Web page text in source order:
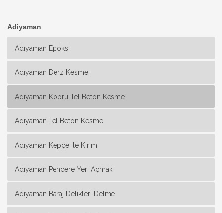
Adiyaman
Adıyaman Epoksi
Adıyaman Derz Kesme
Adıyaman Köprü Tel Beton Kesme
Adıyaman Tel Beton Kesme
Adıyaman Kepçe ile Kırım
Adıyaman Pencere Yeri Açmak
Adıyaman Baraj Delikleri Delme